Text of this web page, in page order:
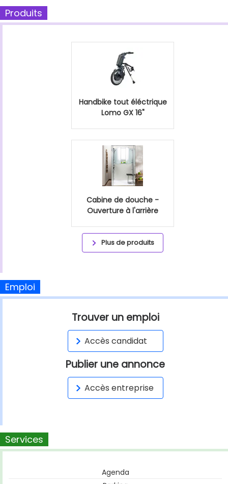
Produits
Handbike tout éléctrique
Lomo GX 16"
Cabine de douche -
Ouverture à l'arrière
Plus de produits
Emploi
Trouver un emploi
Accès candidat
Publier une annonce
Accès entreprise
Services
Agenda